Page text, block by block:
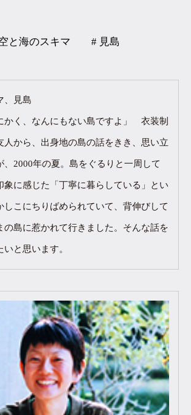
と海のスキマ # 見島
、見島
かく、なんにもない島ですよ」 衣装制
人から、出身地の島の話をきき、思い立
、2000年の夏。島をぐるりと一周して
象に感じた「丁寧に暮らしている」とい
しこにちりばめられていて、背伸びして
の島に惹かれて行きました。そんな話を
と思います。